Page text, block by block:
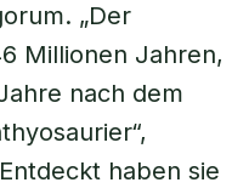
„Der
Millionen Jahren,
nach dem
haben sie